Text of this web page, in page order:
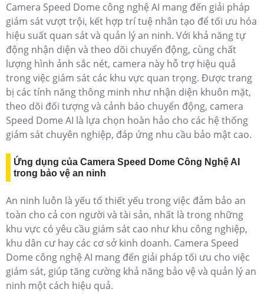
Camera Speed Dome công nghệ AI mang đến giải pháp
giám sát vượt trội, kết hợp trí tuệ nhân tạo để tối ưu hóa
hiệu suất quan sát và quản lý an ninh. Với khả năng tự
động nhận diện và theo dõi chuyển động, cùng chất
lượng hình ảnh sắc nét, camera này hỗ trợ hiệu quả
trong việc giám sát các khu vực quan trọng. Được trang
bị các tính năng thông minh như nhận diện khuôn mặt,
theo dõi đối tượng và cảnh báo chuyển động, camera
Speed Dome AI là lựa chọn hoàn hảo cho các hệ thống
giám sát chuyên nghiệp, đáp ứng nhu cầu bảo mật cao.
Ứng dụng của Camera Speed Dome Công Nghệ AI
trong bảo vệ an ninh
An ninh luôn là yếu tố thiết yếu trong việc đảm bảo an
toàn cho cả con người và tài sản, nhất là trong những
khu vực có yêu cầu giám sát cao như khu công nghiệp,
khu dân cư hay các cơ sở kinh doanh. Camera Speed
Dome công nghệ AI mang đến giải pháp tối ưu cho việc
giám sát, giúp tăng cường khả năng bảo vệ và quản lý an
ninh một cách hiệu quả.